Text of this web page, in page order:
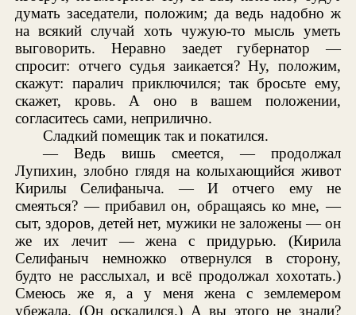
думать заседатели, положим; да ведь надобно ж
на всякий случай хоть чужую-то мысль уметь
выговорить. Неравно заедет губернатор —
спросит: отчего судья заикается? Ну, положим,
скажут: паралич приключился; так бросьте ему,
скажет, кровь. А оно в вашем положении,
согласитесь сами, неприлично.
Сладкий помещик так и покатился.
— Ведь вишь смеется, — продолжал
Лупихин, злобно глядя на колыхающийся живот
Кирилы Селифаныча. — И отчего ему не
смеяться? — прибавил он, обращаясь ко мне, —
сыт, здоров, детей нет, мужики не заложены — он
же их лечит — жена с придурью. (Кирила
Селифаныч немножко отвернулся в сторону,
будто не расслыхал, и всё продолжал хохотать.)
Смеюсь же я, а у меня жена с землемером
убежала. (Он оскалился.) А вы этого не знали?